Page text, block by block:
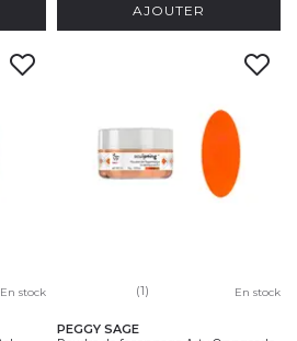
AJOUTER
En stock (1) En stock
PEGGY SAGE